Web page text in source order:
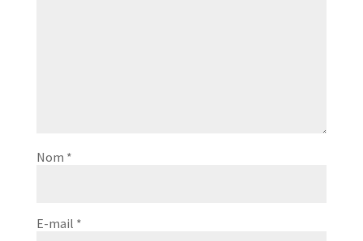
Nom *
E-mail *